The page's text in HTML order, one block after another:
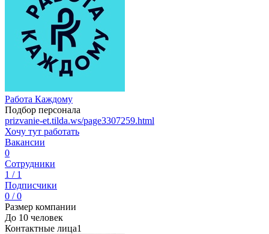
Работа Каждому
Подбор персонала
prizvanie-et.tilda.ws/page3307259.html
Хочу тут работать
Вакансии
0
Сотрудники
1 / 1
Подписчики
0 / 0
Размер компании
До 10 человек
Контактные лица1